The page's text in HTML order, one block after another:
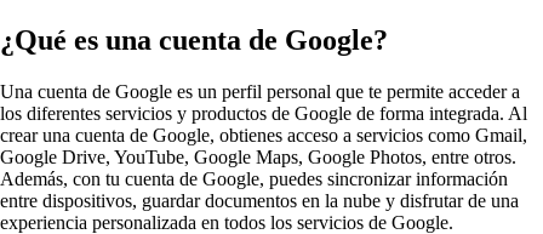
¿Qué es una cuenta de Google?
Una cuenta de Google es un perfil personal que te permite acceder a
los diferentes servicios y productos de Google de forma integrada. Al
crear una cuenta de Google, obtienes acceso a servicios como Gmail,
Google Drive, YouTube, Google Maps, Google Photos, entre otros.
Además, con tu cuenta de Google, puedes sincronizar información
entre dispositivos, guardar documentos en la nube y disfrutar de una
experiencia personalizada en todos los servicios de Google.